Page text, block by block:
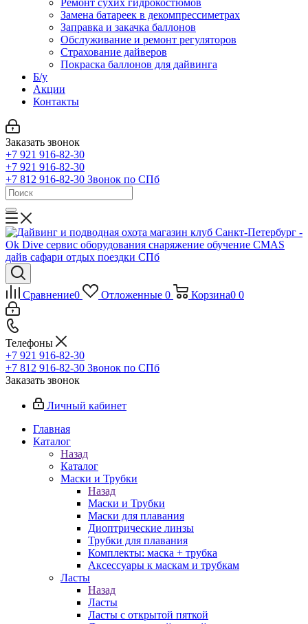
Ремонт сухих гидрокостюмов
Замена батареек в декомпрессиметрах
Заправка и закачка баллонов
Обслуживание и ремонт регуляторов
Страхование дайверов
Покраска баллонов для дайвинга
Б/у
Акции
Контакты
Заказать звонок
+7 921 916-82-30
+7 921 916-82-30
+7 812 916-82-30 Звонок по СПб
Сравнение0 Отложенные 0 Корзина0 0
Телефоны
+7 921 916-82-30
+7 812 916-82-30 Звонок по СПб
Заказать звонок
Личный кабинет
Главная
Каталог
Назад
Каталог
Маски и Трубки
Назад
Маски и Трубки
Маски для плавания
Диоптрические линзы
Трубки для плавания
Комплекты: маска + трубка
Аксессуары к маскам и трубкам
Ласты
Назад
Ласты
Ласты с открытой пяткой